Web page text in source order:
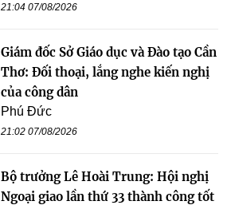
21:04 07/08/2026
Giám đốc Sở Giáo dục và Đào tạo Cần
Thơ: Đối thoại, lắng nghe kiến nghị
của công dân
Phú Đức
21:02 07/08/2026
Bộ trưởng Lê Hoài Trung: Hội nghị
Ngoại giao lần thứ 33 thành công tốt